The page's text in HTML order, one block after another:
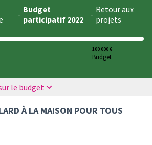
- Budget
participatif 2022
- Retour aux
projets
100 000 €
Budget
le budget
À LA MAISON POUR TOUS
cookies